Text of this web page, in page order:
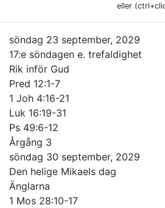
eller
söndag 23 september, 2029
17:e söndagen e. trefaldighet
Rik inför Gud
Pred 12:1-7
1 Joh 4:16-21
Luk 16:19-31
Ps 49:6-12
Årgång 3
söndag 30 september, 2029
Den helige Mikaels dag
Änglarna
1 Mos 28:10-17